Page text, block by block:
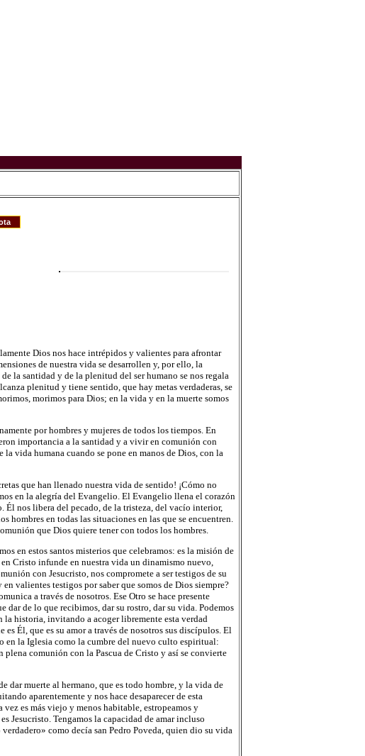
Dios nos hace intrépidos y valientes para afrontar
de nuestra vida se desarrollen y, por ello, la
la santidad y de la plenitud del ser humano se nos regala
plenitud y tiene sentido, que hay metas verdaderas, se
morimos para Dios; en la vida y en la muerte somos
por hombres y mujeres de todos los tiempos. En
importancia a la santidad y a vivir en comunión con
vida humana cuando se pone en manos de Dios, con la
que han llenado nuestra vida de sentido! ¡Cómo no
en la alegría del Evangelio. El Evangelio llena el corazón
Él nos libera del pecado, de la tristeza, del vacío interior,
hombres en todas las situaciones en las que se encuentren.
que Dios quiere tener con todos los hombres.
en estos santos misterios que celebramos: es la misión de
Cristo infunde en nuestra vida un dinamismo nuevo,
con Jesucristo, nos compromete a ser testigos de su
valientes testigos por saber que somos de Dios siempre?
a través de nosotros. Ese Otro se hace presente
dar de lo que recibimos, dar su rostro, dar su vida. Podemos
historia, invitando a acoger libremente esta verdad
Él, que es su amor a través de nosotros sus discípulos. El
en la Iglesia como la cumbre del nuevo culto espiritual:
comunión con la Pascua de Cristo y así se convierte
dar muerte al hermano, que es todo hombre, y la vida de
aparentemente y nos hace desaparecer de esta
es más viejo y menos habitable, estropeamos y
Jesucristo. Tengamos la capacidad de amar incluso
como decía san Pedro Poveda, quien dio su vida